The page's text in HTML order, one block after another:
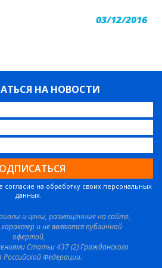
03/12/2016
НА НОВОСТИ
согласие на обработку своих персональных
данных.
и цены, размещенные на сайте,
и не являются публичной
офертой,
Статьи 437 (2) Гражданского
Российской Федерации.